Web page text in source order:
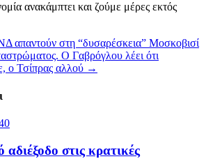
ανακάμπτει και ζούμε μέρες εκτός
απαντούν στη “δυσαρέσκεια” Μοσκοβισί
Ο Γαβρόγλου λέει ότι
ο Τσίπρας αλλού →
αδιέξοδο στις κρατικές